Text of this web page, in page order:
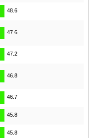
48.6
47.6
47.2
46.8
46.7
45.8
45.8